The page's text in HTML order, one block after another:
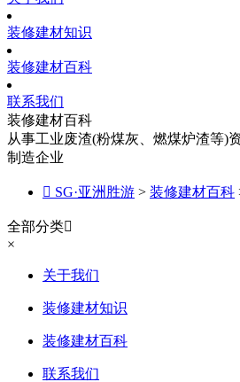
装修建材知识
装修建材百科
联系我们
装修建材百科
从事工业废渣(粉煤灰、燃煤炉渣等)
制造企业
 SG·亚洲胜游 > 装修建材百科
全部分类
×
关于我们
装修建材知识
装修建材百科
联系我们